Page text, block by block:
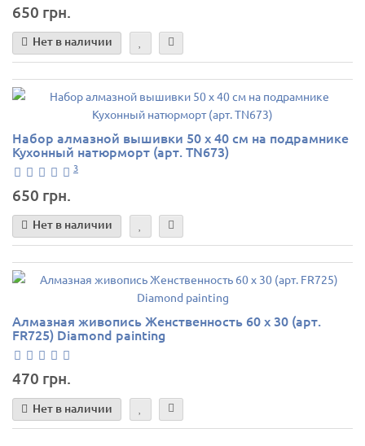
650 грн.
Нет в наличии
Набор алмазной вышивки 50 х 40 см на подрамнике
Кухонный натюрморт (арт. TN673)
3
650 грн.
Нет в наличии
Алмазная живопись Женственность 60 х 30 (арт.
FR725) Diamond painting
470 грн.
Нет в наличии